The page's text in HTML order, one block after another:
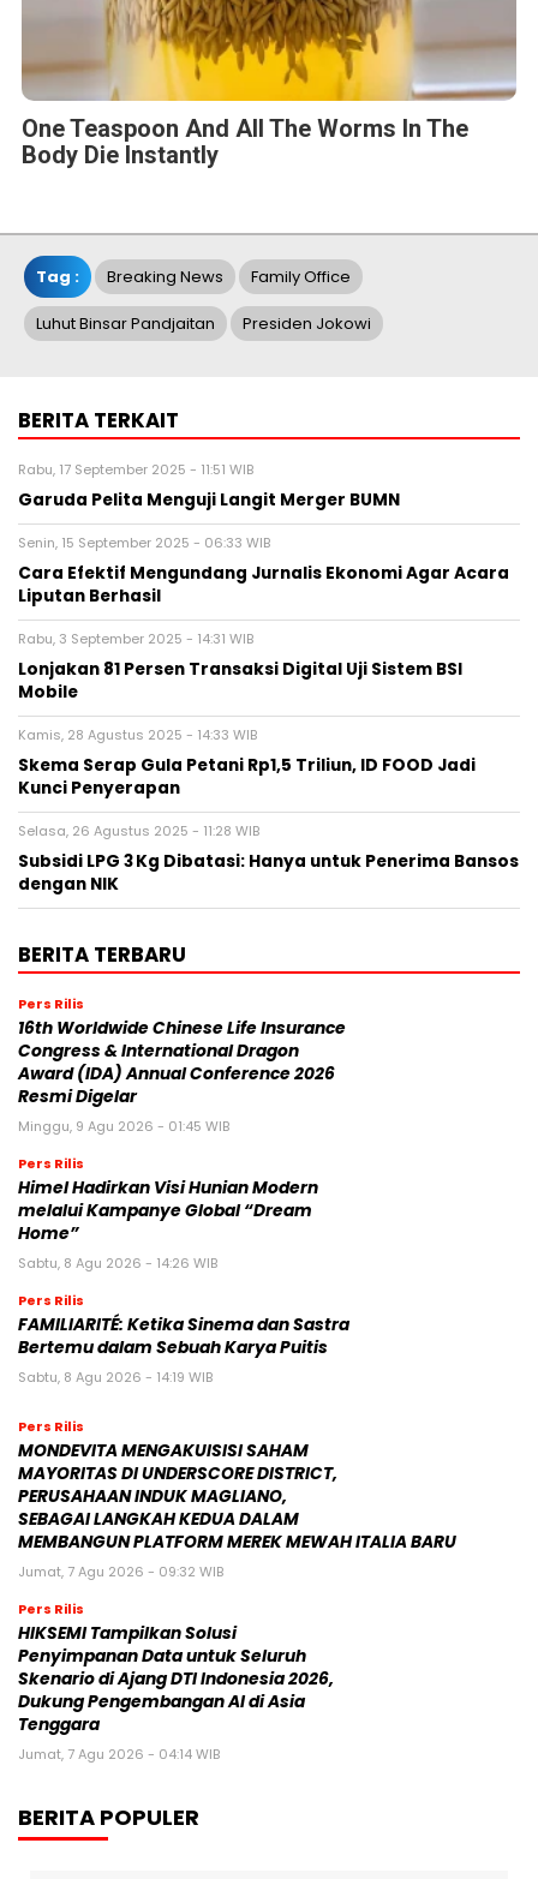
One Teaspoon And All The Worms In The
Body Die Instantly
Tag : Breaking News Family Office
Luhut Binsar Pandjaitan Presiden Jokowi
BERITA TERKAIT
Rabu, 17 September 2025 - 11:51 WIB
Garuda Pelita Menguji Langit Merger BUMN
Senin, 15 September 2025 - 06:33 WIB
Cara Efektif Mengundang Jurnalis Ekonomi Agar Acara
Liputan Berhasil
Rabu, 3 September 2025 - 14:31 WIB
Lonjakan 81 Persen Transaksi Digital Uji Sistem BSI
Mobile
Kamis, 28 Agustus 2025 - 14:33 WIB
Skema Serap Gula Petani Rp1,5 Triliun, ID FOOD Jadi
Kunci Penyerapan
Selasa, 26 Agustus 2025 - 11:28 WIB
Subsidi LPG 3 Kg Dibatasi: Hanya untuk Penerima Bansos
dengan NIK
BERITA TERBARU
Pers Rilis
16th Worldwide Chinese Life Insurance
Congress & International Dragon
Award (IDA) Annual Conference 2026
Resmi Digelar
Minggu, 9 Agu 2026 - 01:45 WIB
Pers Rilis
Himel Hadirkan Visi Hunian Modern
melalui Kampanye Global “Dream
Home”
Sabtu, 8 Agu 2026 - 14:26 WIB
Pers Rilis
FAMILIARITÉ: Ketika Sinema dan Sastra
Bertemu dalam Sebuah Karya Puitis
Sabtu, 8 Agu 2026 - 14:19 WIB
Pers Rilis
MONDEVITA MENGAKUISISI SAHAM
MAYORITAS DI UNDERSCORE DISTRICT,
PERUSAHAAN INDUK MAGLIANO,
SEBAGAI LANGKAH KEDUA DALAM
MEMBANGUN PLATFORM MEREK MEWAH ITALIA BARU
Jumat, 7 Agu 2026 - 09:32 WIB
Pers Rilis
HIKSEMI Tampilkan Solusi
Penyimpanan Data untuk Seluruh
Skenario di Ajang DTI Indonesia 2026,
Dukung Pengembangan AI di Asia
Tenggara
Jumat, 7 Agu 2026 - 04:14 WIB
BERITA POPULER